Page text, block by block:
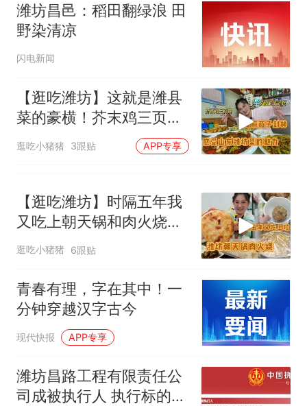
潍坊昌邑：稻田翻绿浪 田
野染清凉
闪电新闻
【逛吃潍坊】这就是潍县
菜的豪横！芥末鸡三页
饼，蘸着鱼汤太香了
逛吃小猪猪 3跟贴 APP专享
【逛吃潍坊】时隔五年我
又吃上朝天锅和肉火烧
啦！就着肉汤嘎嘎香
逛吃小猪猪 6跟贴
青春有理，字在其中！一
分钟穿越汉字古今
现代快报 APP专享
潍坊昌路工程有限责任公
司成被执行人 执行标的